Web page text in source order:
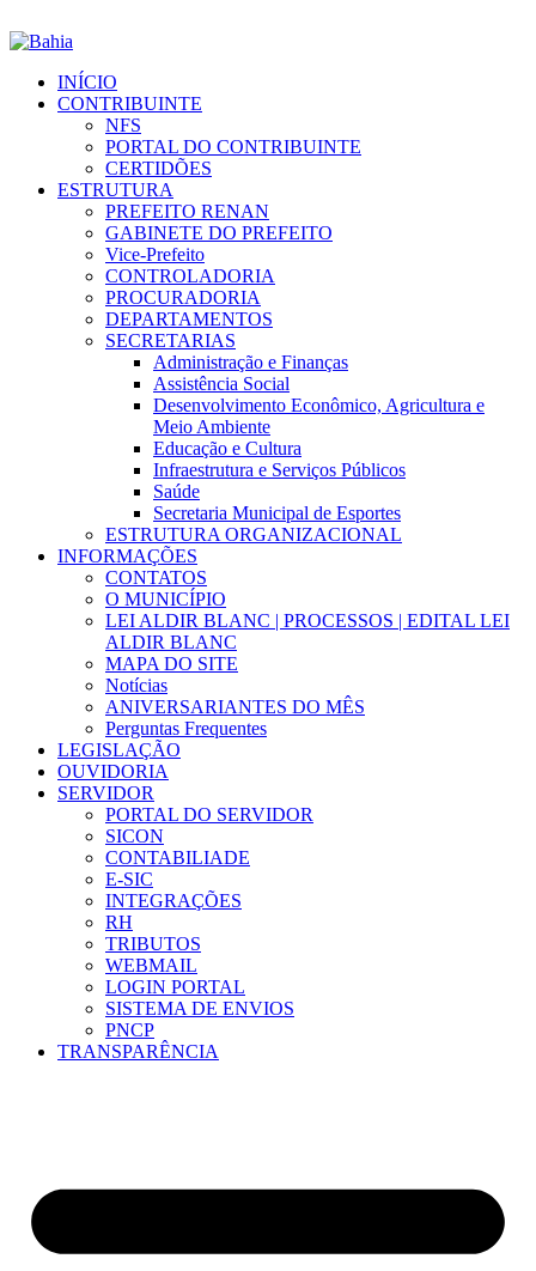
INÍCIO
CONTRIBUINTE
NFS
PORTAL DO CONTRIBUINTE
CERTIDÕES
ESTRUTURA
PREFEITO RENAN
GABINETE DO PREFEITO
Vice-Prefeito
CONTROLADORIA
PROCURADORIA
DEPARTAMENTOS
SECRETARIAS
Administração e Finanças
Assistência Social
Desenvolvimento Econômico, Agricultura e
Meio Ambiente
Educação e Cultura
Infraestrutura e Serviços Públicos
Saúde
Secretaria Municipal de Esportes
ESTRUTURA ORGANIZACIONAL
INFORMAÇÕES
CONTATOS
O MUNICÍPIO
LEI ALDIR BLANC | PROCESSOS | EDITAL LEI
ALDIR BLANC
MAPA DO SITE
Notícias
ANIVERSARIANTES DO MÊS
Perguntas Frequentes
LEGISLAÇÃO
OUVIDORIA
SERVIDOR
PORTAL DO SERVIDOR
SICON
CONTABILIADE
E-SIC
INTEGRAÇÕES
RH
TRIBUTOS
WEBMAIL
LOGIN PORTAL
SISTEMA DE ENVIOS
PNCP
TRANSPARÊNCIA